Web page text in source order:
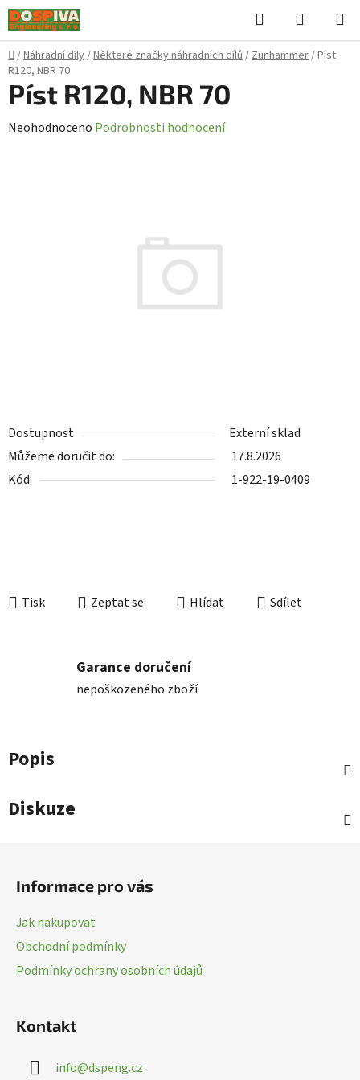
Přejít
na
obsah
Hledat
KOŠÍK
Domů
/Náhradní díly/Některé značky náhradních dílů/Zunhammer/Píst
R120, NBR 70
Dostupnost
Externí sklad
Můžeme doručit do:
17.8.2026
Kód:
1-922-19-0409
Tisk Zeptat se Hlídat Sdílet
Píst R120, NBR 70
Průměrné
Neohodnoceno Podrobnosti hodnocení
Garance doručení
nepoškozeného zboží
Popis
Diskuze
Informace pro vás
Jak nakupovat
Obchodní podmínky
Podmínky ochrany osobních údajů
Kontakt
info@dspeng.cz